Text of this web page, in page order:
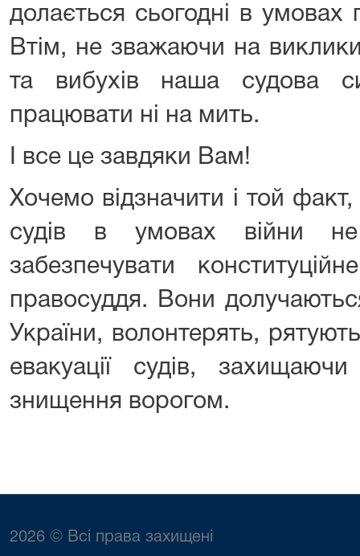
долається сьогодні в умовах
Втім, не зважаючи на
та вибухів наша судова
працювати ні на мить.
І все це завдяки Вам!
Хочемо відзначити і той
судів в умовах війни
забезпечувати
правосуддя. Вони
України, волонтерять,
евакуації судів,
знищення ворогом.
2026 © Всі права захищені